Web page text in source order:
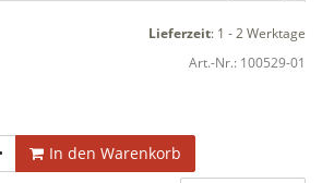
Lieferzeit: 1 - 2 Werktage
Art.-Nr.: 100529-01
In den Warenkorb